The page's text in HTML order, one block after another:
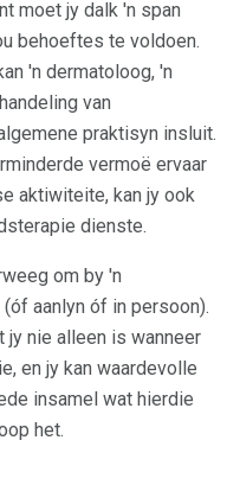
moet jy dalk 'n span
behoeftes te voldoen.
'n dermatoloog, 'n
van
praktisyn insluit.
vermoë ervaar
aktiwiteite, kan jy ook
dienste.
om by 'n
aanlyn óf in persoon).
jy nie alleen is wanneer
en jy kan waardevolle
insamel wat hierdie
het.